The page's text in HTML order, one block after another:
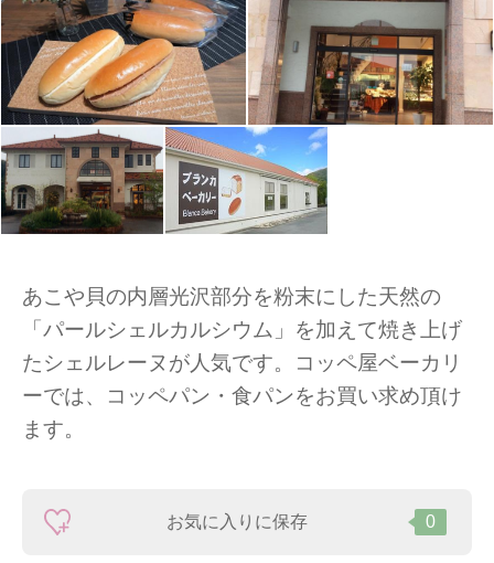
あこや貝の内層光沢部分を粉末にした天然の
「パールシェルカルシウム」を加えて焼き上げ
たシェルレーヌが人気です。コッペ屋ベーカリ
ーでは、コッペパン・食パンをお買い求め頂け
ます。
お気に入りに保存 0